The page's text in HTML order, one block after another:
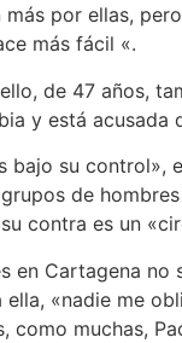
por ellas,
más fácil «.
de 47 años,
y está
bajo su control»,
de
contra es un
en Cartagena
ella, «nadie me
muchas,